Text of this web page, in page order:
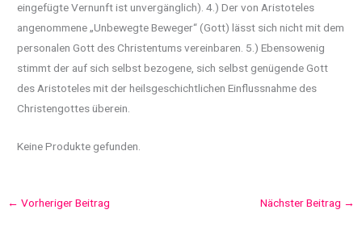
eingefügte Vernunft ist unvergänglich). 4.) Der von Aristoteles
angenommene „Unbewegte Beweger“ (Gott) lässt sich nicht mit dem
personalen Gott des Christentums vereinbaren. 5.) Ebensowenig
stimmt der auf sich selbst bezogene, sich selbst genügende Gott
des Aristoteles mit der heilsgeschichtlichen Einflussnahme des
Christengottes überein.
Keine Produkte gefunden.
← Vorheriger Beitrag Nächster Beitrag →